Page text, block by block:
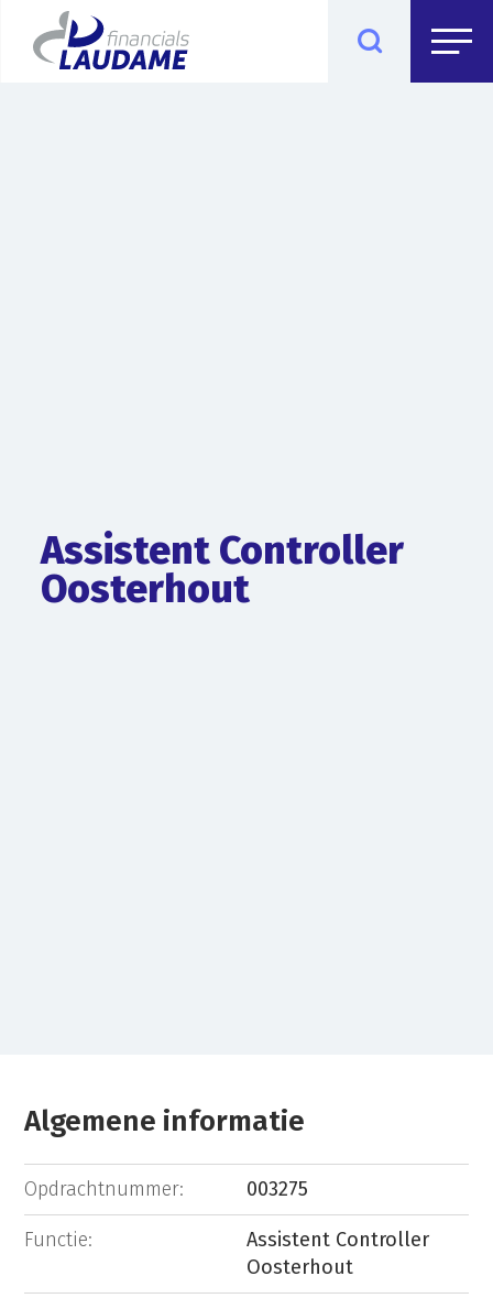
Assistent Controller
Oosterhout
Algemene informatie
Opdrachtnummer: 003275
Functie:
Assistent Controller
Oosterhout